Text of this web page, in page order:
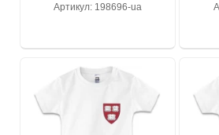
Артикул: 198696-ua